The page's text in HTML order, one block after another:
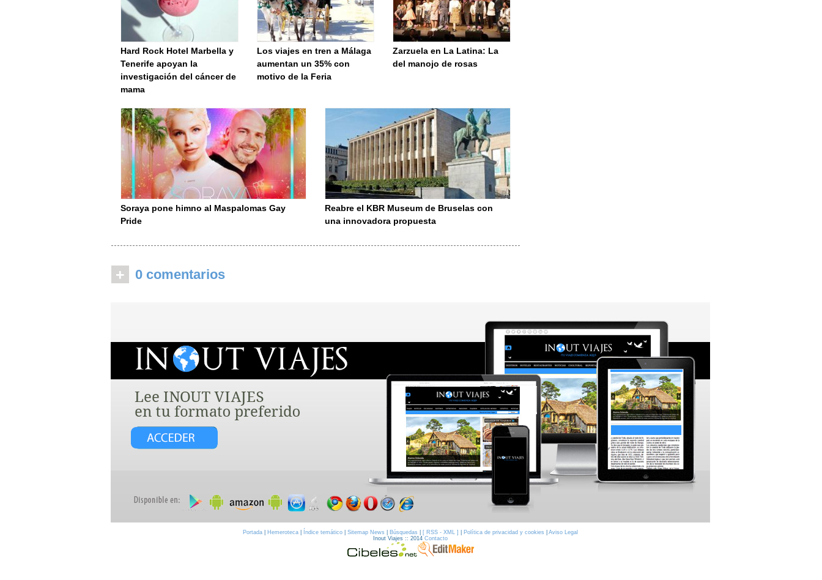
Hard Rock Hotel Marbella y
Tenerife apoyan la
investigación del cáncer de
mama
Los viajes en tren a Málaga
aumentan un 35% con
motivo de la Feria
Zarzuela en La Latina: La
del manojo de rosas
Soraya pone himno al Maspalomas Gay
Pride
Reabre el KBR Museum de Bruselas con
una innovadora propuesta
+ 0 comentarios
Portada Hemeroteca Índice temático Sitemap News Búsquedas [ RSS - XML ] Política de privacidad y cookies
Aviso Legal
Inout Viajes :: 2014 Contacto